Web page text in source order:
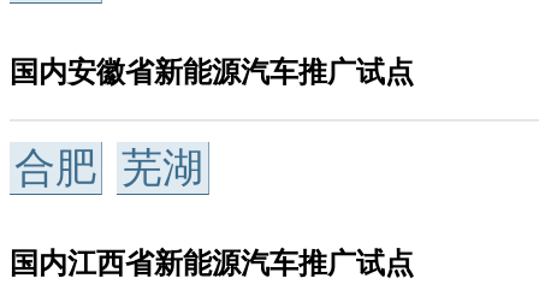
国内安徽省新能源汽车推广试点
合肥 芜湖
国内江西省新能源汽车推广试点